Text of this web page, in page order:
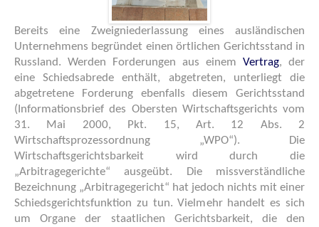
Bereits eine Zweigniederlassung eines ausländischen
Unternehmens begründet einen örtlichen Gerichtsstand in
Russland. Werden Forderungen aus einem Vertrag, der
eine Schiedsabrede enthält, abgetreten, unterliegt die
abgetretene Forderung ebenfalls diesem Gerichtsstand
(Informationsbrief des Obersten Wirtschaftsgerichts vom
31. Mai 2000, Pkt. 15, Art. 12 Abs. 2
Wirtschaftsprozessordnung „WPO“). Die
Wirtschaftsgerichtsbarkeit wird durch die
„Arbitragegerichte“ ausgeübt. Die missverständliche
Bezeichnung „Arbitragegericht“ hat jedoch nichts mit einer
Schiedsgerichtsfunktion zu tun. Vielmehr handelt es sich
um Organe der staatlichen Gerichtsbarkeit, die den